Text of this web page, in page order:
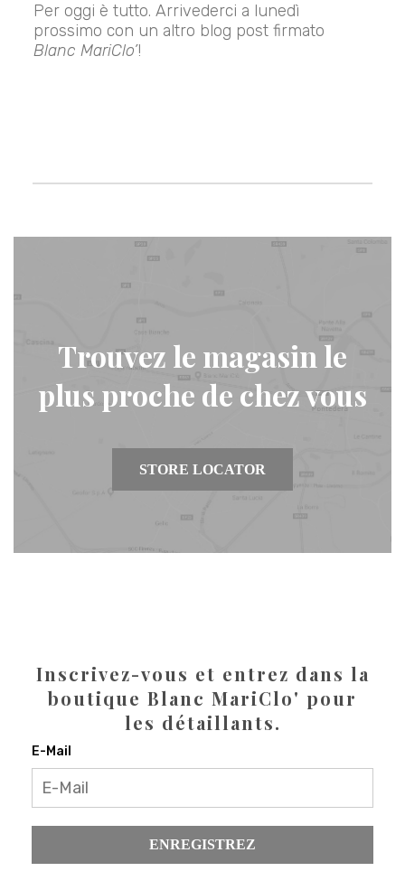
Per oggi è tutto. Arrivederci a lunedì
prossimo con un altro blog post firmato
Blanc MariClo’!
Trouvez le magasin le
plus proche de chez vous
STORE LOCATOR
Inscrivez-vous et entrez dans la
boutique Blanc MariClo' pour
les détaillants.
E-Mail
ENREGISTREZ